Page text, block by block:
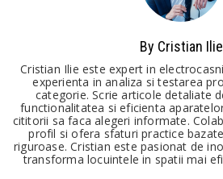
By Cristian Ilie
Cristian Ilie este expert in
experienta in analiza si testarea
categorie. Scrie articole detaliate
functionalitatea si eficienta
cititorii sa faca alegeri informate.
profil si ofera sfaturi practice
riguroase. Cristian este pasionat de
transforma locuintele in spatii mai